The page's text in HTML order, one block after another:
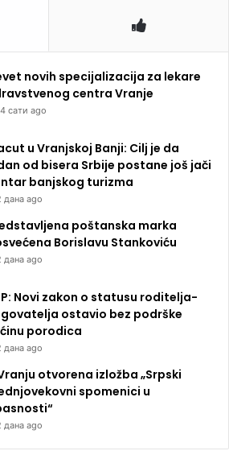
novih specijalizacija za lekare
centra Vranje
сати ago
u Vranjskoj Banji: Cilj je da
od bisera Srbije postane još jači
banjskog turizma
дана ago
poštanska marka
Borislavu Stankoviću
дана ago
Novi zakon o statusu roditelja-
ostavio bez podrške
porodica
дана ago
otvorena izložba „Srpski
spomenici u
дана ago